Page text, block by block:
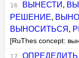
ВЫНЕСТИ ,
РЕШЕНИЕ,
ВЫНОСИТЬСЯ ,
[RuThes concept: